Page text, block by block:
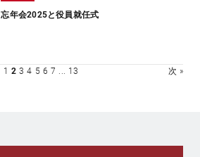
忘年会2025と役員就任式
1 2 3 4 5 6 7 13 次 »